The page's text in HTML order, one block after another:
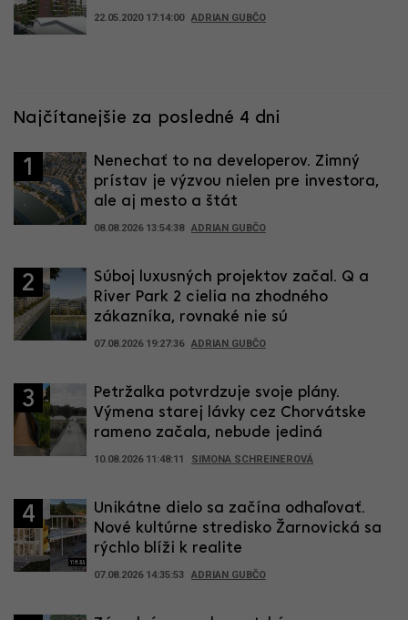
22.05.2020 17:14:00 ADRIAN GUBČO
Najčítanejšie za posledné 4 dni
1
Nenechať to na developerov. Zimný
prístav je výzvou nielen pre investora,
ale aj mesto a štát
08.08.2026 13:54:38 ADRIAN GUBČO
2
Súboj luxusných projektov začal. Q a
River Park 2 cielia na zhodného
zákazníka, rovnaké nie sú
07.08.2026 19:27:36 ADRIAN GUBČO
3
Petržalka potvrdzuje svoje plány.
Výmena starej lávky cez Chorvátske
rameno začala, nebude jediná
10.08.2026 11:48:11 SIMONA SCHREINEROVÁ
4
Unikátne dielo sa začína odhaľovať.
Nové kultúrne stredisko Žarnovická sa
rýchlo blíži k realite
07.08.2026 14:35:53 ADRIAN GUBČO